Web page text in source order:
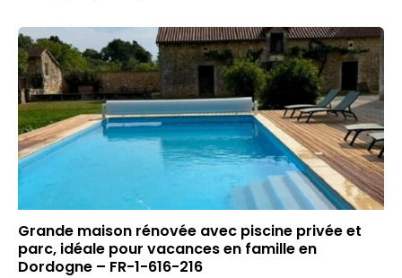
Grande maison rénovée avec piscine privée et
parc, idéale pour vacances en famille en
Dordogne – FR-1-616-216